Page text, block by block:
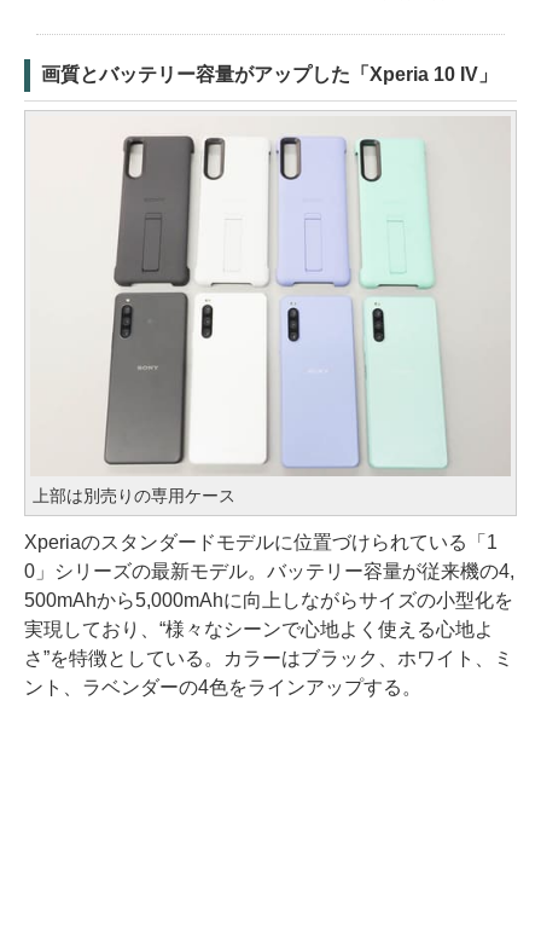
画質とバッテリー容量がアップした「Xperia 10 IV」
上部は別売りの専用ケース
Xperiaのスタンダードモデルに位置づけられている「1
0」シリーズの最新モデル。バッテリー容量が従来機の4,
500mAhから5,000mAhに向上しながらサイズの小型化を
実現しており、“様々なシーンで心地よく使える心地よ
さ”を特徴としている。カラーはブラック、ホワイト、ミ
ント、ラベンダーの4色をラインアップする。